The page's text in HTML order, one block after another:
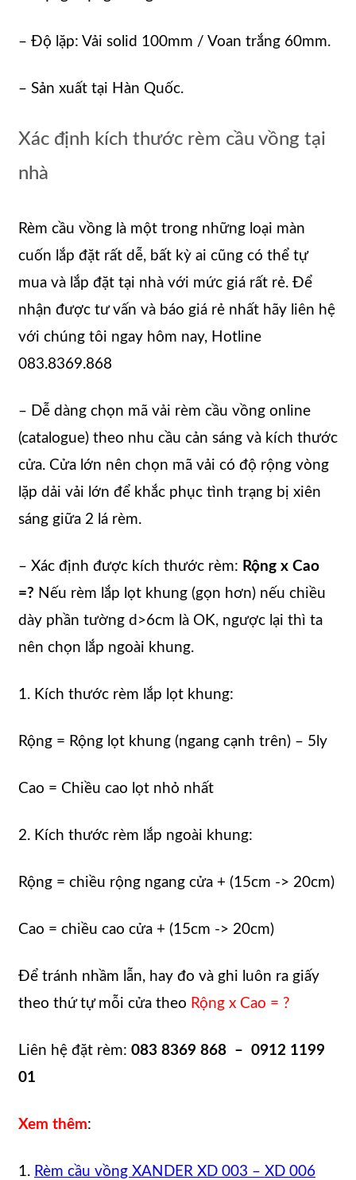
– Độ lặp: Vải solid 100mm / Voan trắng 60mm.
– Sản xuất tại Hàn Quốc.
Xác định kích thước rèm cầu vồng tại
nhà
Rèm cầu vồng là một trong những loại màn
cuốn lắp đặt rất dễ, bất kỳ ai cũng có thể tự
mua và lắp đặt tại nhà với mức giá rất rẻ. Để
nhận được tư vấn và báo giá rẻ nhất hãy liên hệ
với chúng tôi ngay hôm nay, Hotline
083.8369.868
– Dễ dàng chọn mã vải rèm cầu vồng online
(catalogue) theo nhu cầu cản sáng và kích thước
cửa. Cửa lớn nên chọn mã vải có độ rộng vòng
lặp dải vải lớn để khắc phục tình trạng bị xiên
sáng giữa 2 lá rèm.
– Xác định được kích thước rèm: Rộng x Cao
=? Nếu rèm lắp lọt khung (gọn hơn) nếu chiều
dày phần tường d>6cm là OK, ngược lại thì ta
nên chọn lắp ngoài khung.
1. Kích thước rèm lắp lọt khung:
Rộng = Rộng lọt khung (ngang cạnh trên) – 5ly
Cao = Chiều cao lọt nhỏ nhất
2. Kích thước rèm lắp ngoài khung:
Rộng = chiều rộng ngang cửa + (15cm -> 20cm)
Cao = chiều cao cửa + (15cm -> 20cm)
Để tránh nhầm lẫn, hay đo và ghi luôn ra giấy
theo thứ tự mỗi cửa theo Rộng x Cao = ?
Liên hệ đặt rèm: 083 8369 868 – 0912 1199
01
Xem thêm:
1. Rèm cầu vồng XANDER XD 003 – XD 006